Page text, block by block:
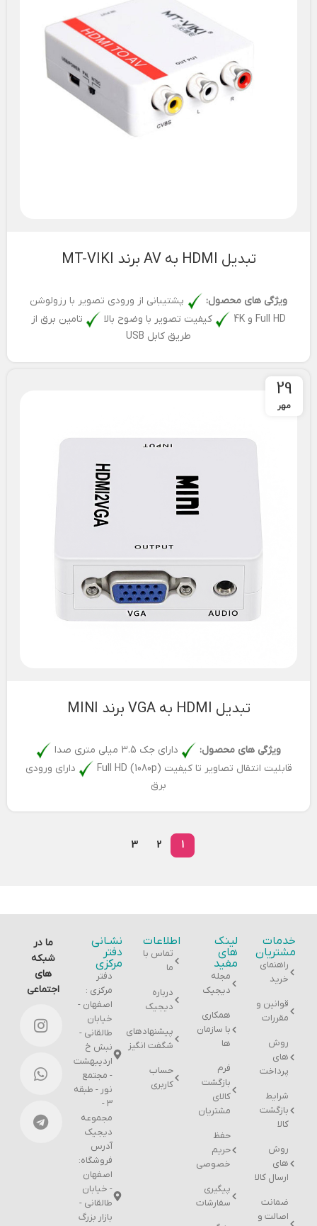
تبدیل HDMI به AV برند MT-VIKI
ویژگی های محصول:
پشتیبانی از ورودی تصویر با رزولوشن
Full HD و 4K
کیفیت تصویر با وضوح بالا
تامین برق از
طریق کابل USB
29
مهر
تبدیل HDMI به VGA برند MINI
ویژگی های محصول:
دارای جک 3.5 میلی متری صدا
قابلیت انتقال تصاویر تا کیفیت Full HD (1080p)
دارای ورودی
برق
1
2
3
خدمات
مشتریان
راهنمای
خرید
قوانین و
مقررات
روش
های
پرداخت
شرایط
بازگشت
کالا
روش
های
ارسال کالا
ضمانت
اصالت و
لینک
های
مفید
مجله
دیجیک
همکاری
با سازمان
ها
فرم
بازگشت
کالای
مشتریان
حفظ
حریم
خصوصی
پیگیری
سفارشات
اطلاعات
تماس با
ما
درباره
دیجیک
پیشنهادهای
شگفت انگیز
حساب
کاربری
نشـانی
دفتر
مرکزی
دفتر
مرکزی :
اصفهان -
خیابان
طالقانی -
نبش خ
اردیبهشت
- مجتمع
نور - طبقه
۳ -
مجموعه
دیجیک
آدرس
فروشگاه:
اصفهان
- خیابان
طالقانی -
بازار بزرگ
ما در
شبکه
های
اجتماعی